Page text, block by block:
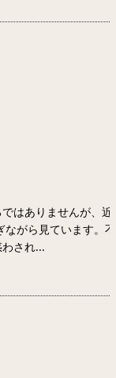
はありませんが、近
がら見ています。
され...